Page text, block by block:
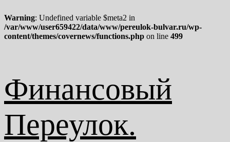
Warning: Undefined variable $meta2 in
/var/www/user659422/data/www/pereulok-bulvar.ru/wp-
content/themes/covernews/functions.php on line 499
к
содержимому
Финансовый
Переулок.